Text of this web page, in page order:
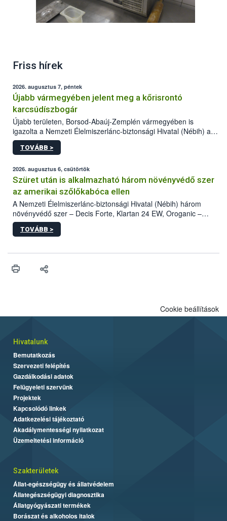
Friss hírek
2026. augusztus 7, péntek
Újabb vármegyében jelent meg a kőrisrontó
karcsúdíszbogár
Újabb területen, Borsod-Abaúj-Zemplén vármegyében is
igazolta a Nemzeti Élelmiszerlánc-biztonsági Hivatal (Nébih) a
kőrisrontó karcsúdíszbogár (Agrilus planipennis) jelenlétét. A
kártevőt nem csak színcsapdában találták meg, de már fertőzött
az intenzív felderítést, emellett az intézkedéseket a szlovák
hatósággal is összehangolják a terjedés megállítása érdekében.
TOVÁBB >
2026. augusztus 6, csütörtök
Szüret után is alkalmazható három növényvédő szer
az amerikai szőlőkabóca ellen
A Nemzeti Élelmiszerlánc-biztonsági Hivatal (Nébih) három
növényvédő szer – Decis Forte, Klartan 24 EW, Oroganic –
engedélyokiratát módosította, így azok a szüretet követően,
egészen a vesszőérettség (BBCH 91) stádiumáig
érésű szőlőkben is legyen lehetőség a károsító elleni további
felhasználók számára is elérhető és ökológiai termesztésben is
TOVÁBB >
Cookie beállítások
Hivatalunk
Bemutatkozás
Szervezeti felépítés
Gazdálkodási adatok
Felügyeleti szervünk
Projektek
Kapcsolódó linkek
Adatkezelési tájékoztató
Akadálymentességi nyilatkozat
Üzemeltetési információ
Szakterületek
Állat-egészségügy és állatvédelem
Állategészségügyi diagnosztika
Állatgyógyászati termékek
Borászat és alkoholos italok